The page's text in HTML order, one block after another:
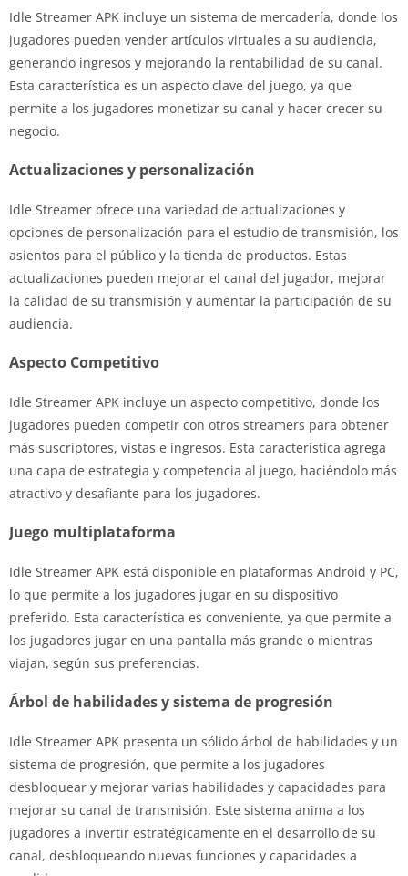
Idle Streamer APK incluye un sistema de mercadería, donde los
jugadores pueden vender artículos virtuales a su audiencia,
generando ingresos y mejorando la rentabilidad de su canal.
Esta característica es un aspecto clave del juego, ya que
permite a los jugadores monetizar su canal y hacer crecer su
negocio.
Actualizaciones y personalización
Idle Streamer ofrece una variedad de actualizaciones y
opciones de personalización para el estudio de transmisión, los
asientos para el público y la tienda de productos. Estas
actualizaciones pueden mejorar el canal del jugador, mejorar
la calidad de su transmisión y aumentar la participación de su
audiencia.
Aspecto Competitivo
Idle Streamer APK incluye un aspecto competitivo, donde los
jugadores pueden competir con otros streamers para obtener
más suscriptores, vistas e ingresos. Esta característica agrega
una capa de estrategia y competencia al juego, haciéndolo más
atractivo y desafiante para los jugadores.
Juego multiplataforma
Idle Streamer APK está disponible en plataformas Android y PC,
lo que permite a los jugadores jugar en su dispositivo
preferido. Esta característica es conveniente, ya que permite a
los jugadores jugar en una pantalla más grande o mientras
viajan, según sus preferencias.
Árbol de habilidades y sistema de progresión
Idle Streamer APK presenta un sólido árbol de habilidades y un
sistema de progresión, que permite a los jugadores
desbloquear y mejorar varias habilidades y capacidades para
mejorar su canal de transmisión. Este sistema anima a los
jugadores a invertir estratégicamente en el desarrollo de su
canal, desbloqueando nuevas funciones y capacidades a